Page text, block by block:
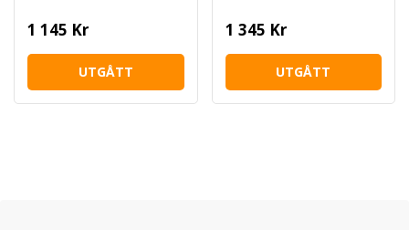
1 145 Kr
UTGÅTT
1 345 Kr
UTGÅTT